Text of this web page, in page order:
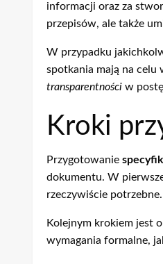
informacji oraz za
przepisów, ale także
W przypadku
spotkania mają na celu
transparentności w
Kroki
Przygotowanie
dokumentu. W
rzeczywiście potrzebne.
Kolejnym krokiem jest
wymagania formalne,